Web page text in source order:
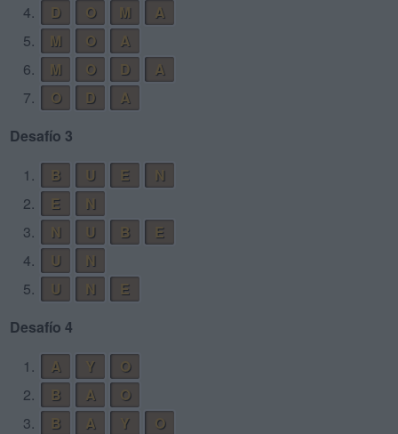
4.
D O M
A
5.
M O
A
6.
M O D
A
7.
O D
A
Desafío 3
1.
B U E
N
2.
E
N
3.
N U B
E
4.
U
N
5.
U N
E
Desafío 4
1.
A Y
O
2.
B A
O
3.
B A Y
O